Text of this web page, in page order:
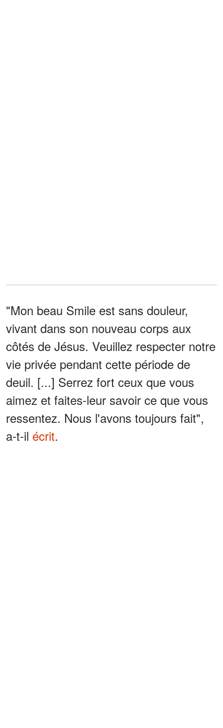
"Mon beau Smile est sans douleur,
vivant dans son nouveau corps aux
côtés de Jésus. Veuillez respecter notre
vie privée pendant cette période de
deuil. [...] Serrez fort ceux que vous
aimez et faites-leur savoir ce que vous
ressentez. Nous l'avons toujours fait",
a-t-il écrit.